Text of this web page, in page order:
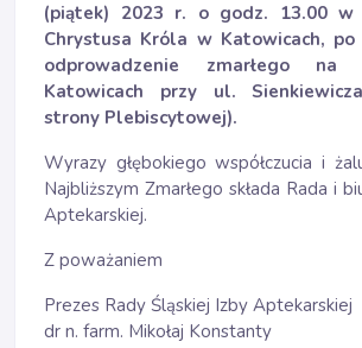
(piątek) 2023 r. o godz. 13.00 w
Chrystusa Króla w Katowicach,
odprowadzenie zmarłego
Katowicach przy ul.
strony Plebiscytowej).
Wyrazy głębokiego współczucia i
Najbliższym Zmarłego składa Rada i
Aptekarskiej.
Z poważaniem
Prezes Rady Śląskiej Izby Aptekarskiej
dr n. farm. Mikołaj Konstanty